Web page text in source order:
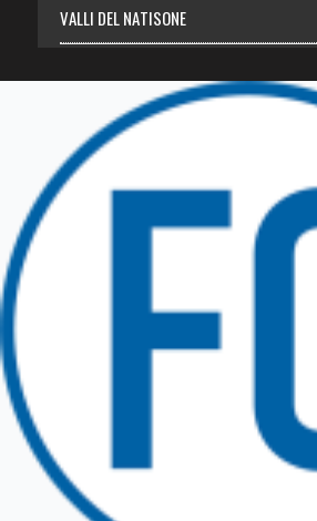
VALLI DEL NATISONE
TRICESIMO
TARCENTO
GEMONA DEL FRIULI